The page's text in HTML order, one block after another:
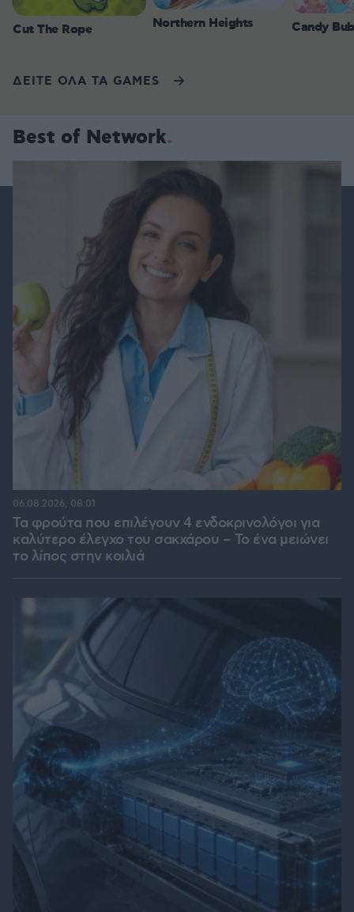
Cut The Rope Northern Heights Candy
ΔΕΙΤΕ ΟΛΑ ΤΑ GAMES
Best of Network
Τα φρούτα που επιλέγουν 4 ενδοκρινολόγοι για
καλύτερο έλεγχο του σακχάρου – Το ένα μειώνει
το λίπος στην κοιλιά
06.08.2026, 08:01